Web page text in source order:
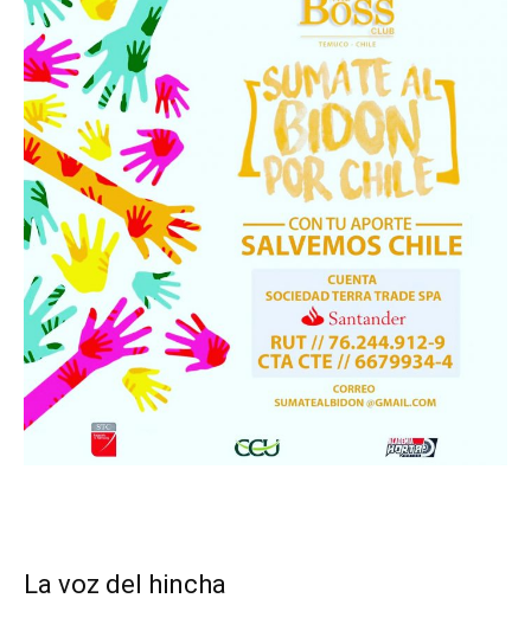
La voz del hincha